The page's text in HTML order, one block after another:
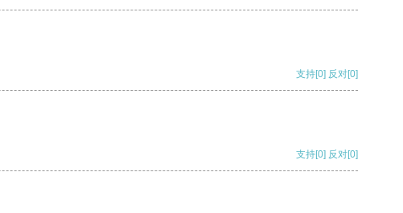
支持[0] 反对[0]
支持[0] 反对[0]